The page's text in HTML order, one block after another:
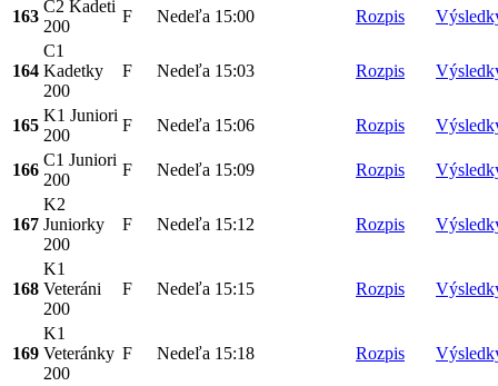
163
C2 Kadeti
200
F Nedeľa 15:00 Rozpis
164
C1
Kadetky
200
F Nedeľa 15:03 Rozpis
165
K1 Juniori
200
F Nedeľa 15:06 Rozpis
166
C1 Juniori
200
F Nedeľa 15:09 Rozpis
167
K2
Juniorky
200
F Nedeľa 15:12 Rozpis
168
K1
Veteráni
200
F Nedeľa 15:15 Rozpis
169
K1
Veteránky
200
F Nedeľa 15:18 Rozpis